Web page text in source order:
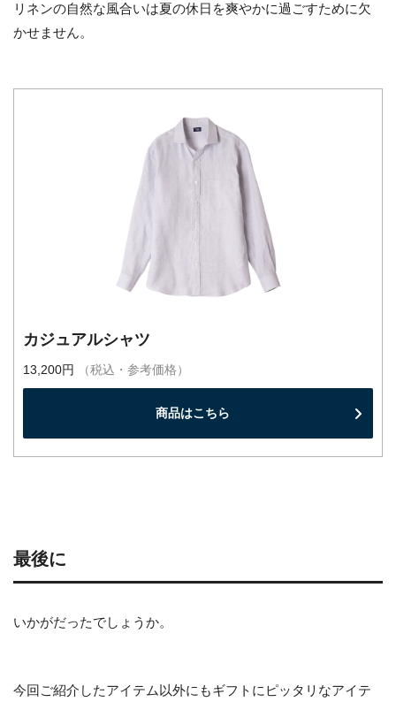
リネンの自然な風合いは夏の休日を爽やかに過ごすために欠
かせません。
カジュアルシャツ
13,200円 （税込・参考価格）
商品はこちら
最後に
いかがだったでしょうか。
今回ご紹介したアイテム以外にもギフトにピッタリなアイテ